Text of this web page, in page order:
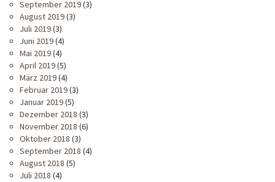
September 2019(3)
August 2019(3)
Juli 2019(3)
Juni 2019(4)
Mai 2019(4)
April 2019(5)
März 2019(4)
Februar 2019(3)
Januar 2019(5)
Dezember 2018 (3)
November 2018 (6)
Oktober 2018 (3)
September 2018 (4)
August 2018 (5)
Juli 2018 (4)